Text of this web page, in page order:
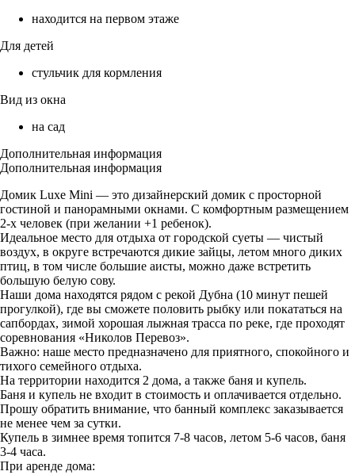
находится на первом этаже
Для детей
стульчик для кормления
Вид из окна
на сад
Дополнительная информация
Дополнительная информация
Домик Luxe Mini — это дизайнерский домик с просторной
гостиной и панорамными окнами. С комфортным размещением
2-х человек (при желании +1 ребенок).
Идеальное место для отдыха от городской суеты — чистый
воздух, в округе встречаются дикие зайцы, летом много диких
птиц, в том числе большие аисты, можно даже встретить
большую белую сову.
Наши дома находятся рядом с рекой Дубна (10 минут пешей
прогулкой), где вы сможете половить рыбку или покататься на
сапбордах, зимой хорошая лыжная трасса по реке, где проходят
соревнования «Николов Перевоз».
Важно: наше место предназначено для приятного, спокойного и
тихого семейного отдыха.
На территории находится 2 дома, а также баня и купель.
Баня и купель не входит в стоимость и оплачивается отдельно.
Прошу обратить внимание, что банный комплекс заказывается
не менее чем за сутки.
Купель в зимнее время топится 7-8 часов, летом 5-6 часов, баня
3-4 часа.
При аренде дома: